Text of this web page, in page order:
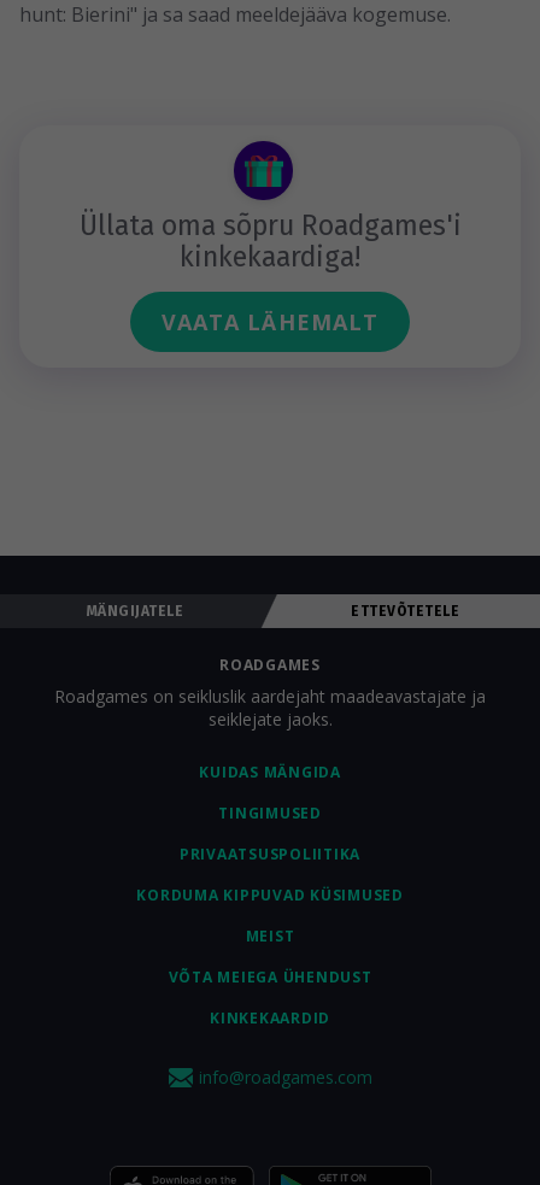
hunt: Bierini" ja sa saad meeldejääva kogemuse.
Üllata oma sõpru Roadgames'i
kinkekaardiga!
VAATA LÄHEMALT
MÄNGIJATELE ETTEVÕTETELE
KUIDAS MÄNGIDA
TINGIMUSED
PRIVAATSUSPOLIITIKA
KORDUMA KIPPUVAD KÜSIMUSED
MEIST
VÕTA MEIEGA ÜHENDUST
KINKEKAARDID
ROADGAMES
Roadgames on seikluslik aardejaht maadeavastajate ja
seiklejate jaoks.
info@roadgames.com